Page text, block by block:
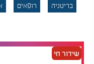
בריטניה רופאים
שידור חי